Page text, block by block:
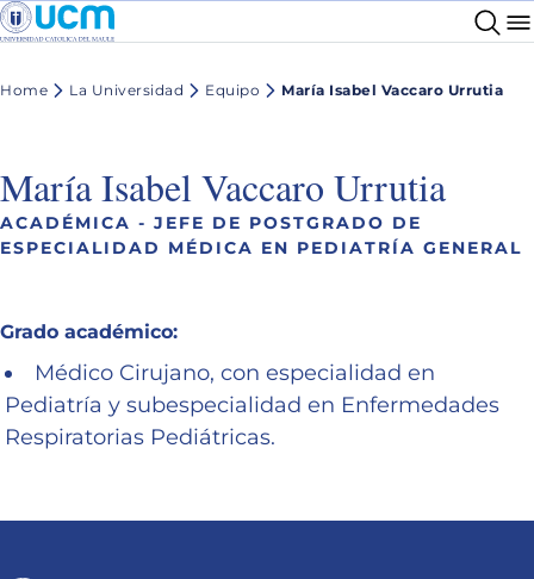
Home La Universidad Equipo María Isabel Vaccaro Urrutia
María Isabel Vaccaro Urrutia
ACADÉMICA - JEFE DE POSTGRADO DE
ESPECIALIDAD MÉDICA EN PEDIATRÍA GENERAL
Grado académico:
Médico Cirujano, con especialidad en
Pediatría y subespecialidad en Enfermedades
Respiratorias Pediátricas.